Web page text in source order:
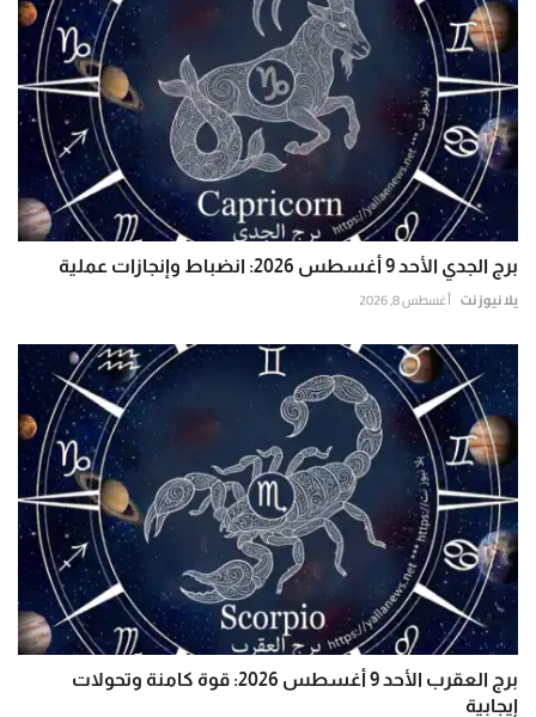
برج الجدي الأحد 9 أغسطس 2026: انضباط وإنجازات عملية
يلا نيوز نت أغسطس 8, 2026
برج العقرب الأحد 9 أغسطس 2026: قوة كامنة وتحولات
إيجابية